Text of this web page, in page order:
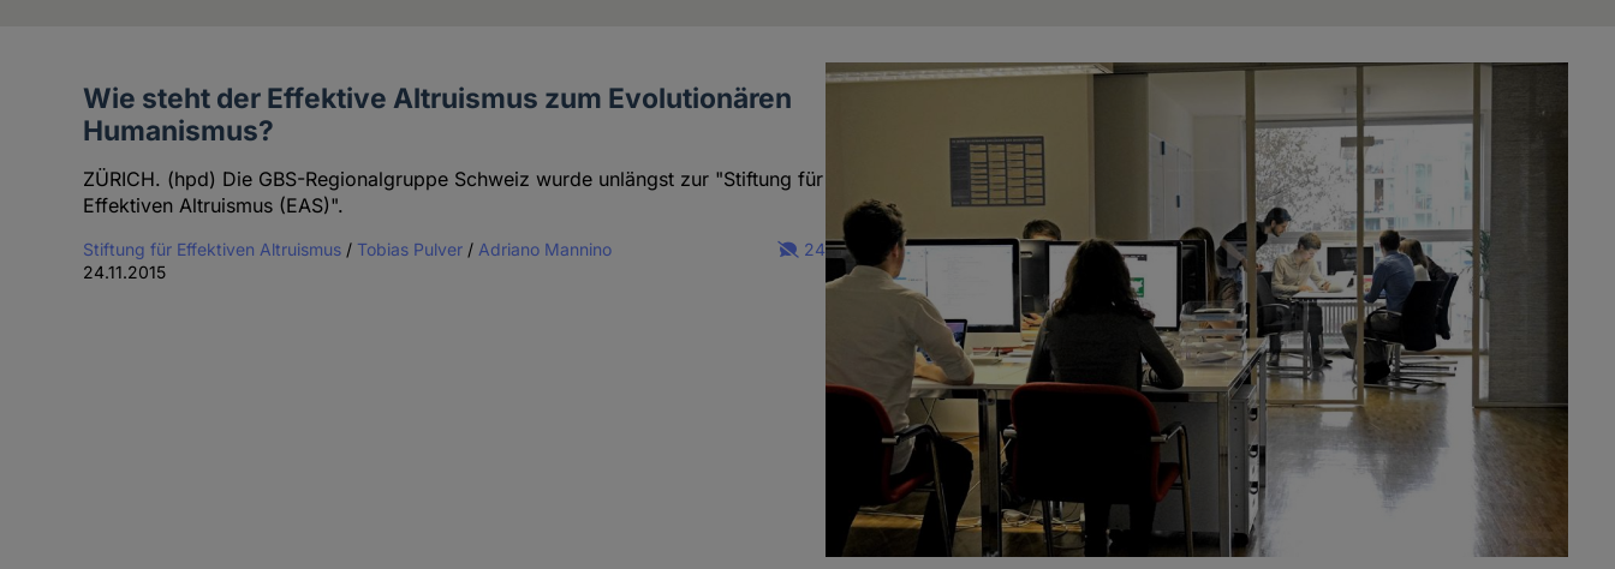
Artikel
Autoren
Wie steht der Effektive Altruismus zum Evolutionären
Humanismus?
ZÜRICH. (hpd) Die GBS-Regionalgruppe Schweiz wurde unlängst zur "Stiftung für
Effektiven Altruismus (EAS)".
Stiftung für Effektiven Altruismus/ Tobias Pulver/ Adriano Mannino
24.11.2015
24